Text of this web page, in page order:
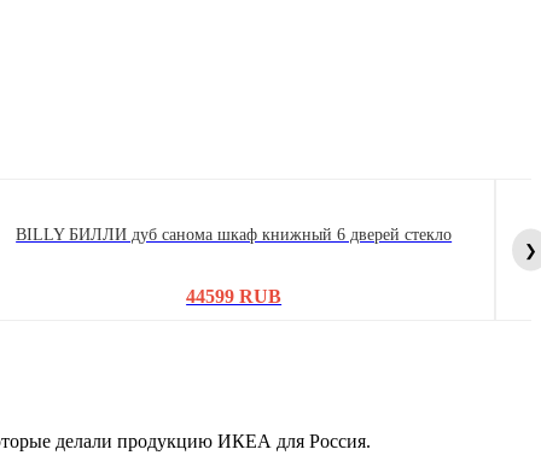
BILLY БИЛЛИ дуб санома шкаф книжный 6 дверей стекло
44599 RUB
❯
делали продукцию ИКЕА для Россия.